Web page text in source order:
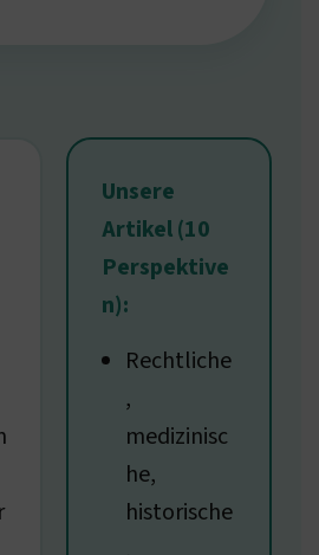
Unsere
Artikel (10
Perspektive
n):
Rechtliche
,
medizinisc
he,
historische